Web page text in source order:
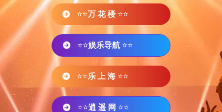
⭐⭐万 花 楼 ⭐⭐
⭐⭐娱乐导航 ⭐⭐
⭐⭐乐 上 海 ⭐⭐
⭐⭐逍 遥 网 ⭐⭐